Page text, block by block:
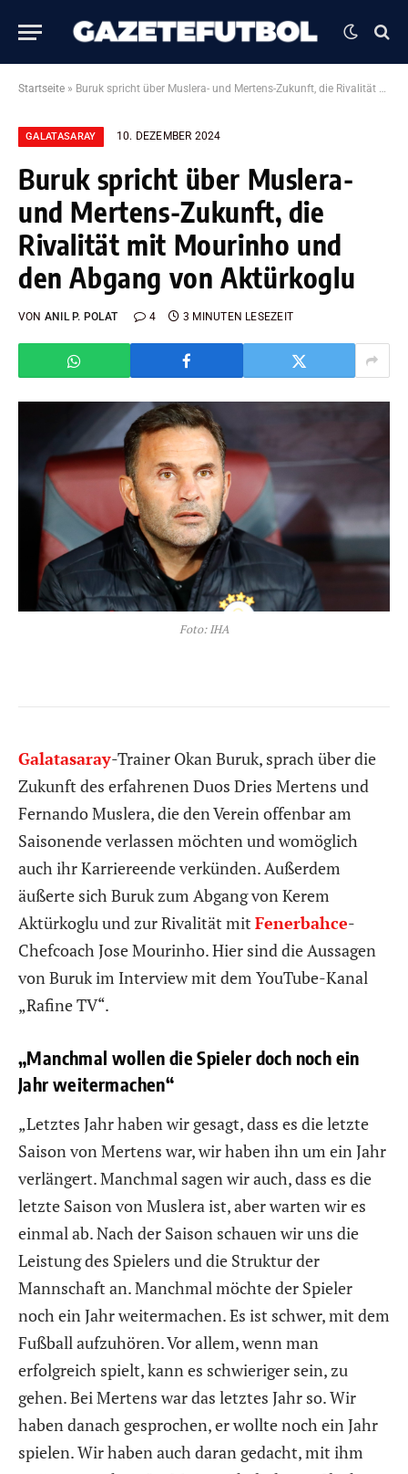
Startseite » Buruk spricht über Muslera- und Mertens-Zukunft, die Rivalität mit Mourinho und den Abgang von Aktürkoglu
GALATASARAY 10. DEZEMBER 2024
Buruk spricht über Muslera-
und Mertens-Zukunft, die
Rivalität mit Mourinho und
den Abgang von Aktürkoglu
VON ANIL P. POLAT 4 3 MINUTEN LESEZEIT
Foto: IHA
Galatasaray-Trainer Okan Buruk, sprach über die
Zukunft des erfahrenen Duos Dries Mertens und
Fernando Muslera, die den Verein offenbar am
Saisonende verlassen möchten und womöglich
auch ihr Karriereende verkünden. Außerdem
äußerte sich Buruk zum Abgang von Kerem
Aktürkoglu und zur Rivalität mit Fenerbahce-
Chefcoach Jose Mourinho. Hier sind die Aussagen
von Buruk im Interview mit dem YouTube-Kanal
„Rafine TV“.
„Manchmal wollen die Spieler doch noch ein
Jahr weitermachen“
„Letztes Jahr haben wir gesagt, dass es die letzte
Saison von Mertens war, wir haben ihn um ein Jahr
verlängert. Manchmal sagen wir auch, dass es die
letzte Saison von Muslera ist, aber warten wir es
einmal ab. Nach der Saison schauen wir uns die
Leistung des Spielers und die Struktur der
Mannschaft an. Manchmal möchte der Spieler
noch ein Jahr weitermachen. Es ist schwer, mit dem
Fußball aufzuhören. Vor allem, wenn man
erfolgreich spielt, kann es schwieriger sein, zu
gehen. Bei Mertens war das letztes Jahr so. Wir
haben danach gesprochen, er wollte noch ein Jahr
spielen. Wir haben auch daran gedacht, mit ihm